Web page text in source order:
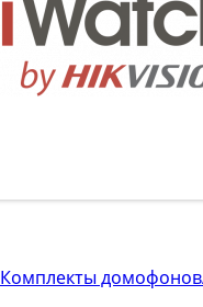
Комплекты домофонов